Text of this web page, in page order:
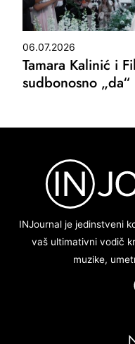
06.07.2026
Tamara Kalinić i
sudbonosno
INJournal je jedinstveni
vaš ultimativni vodič
muzike,